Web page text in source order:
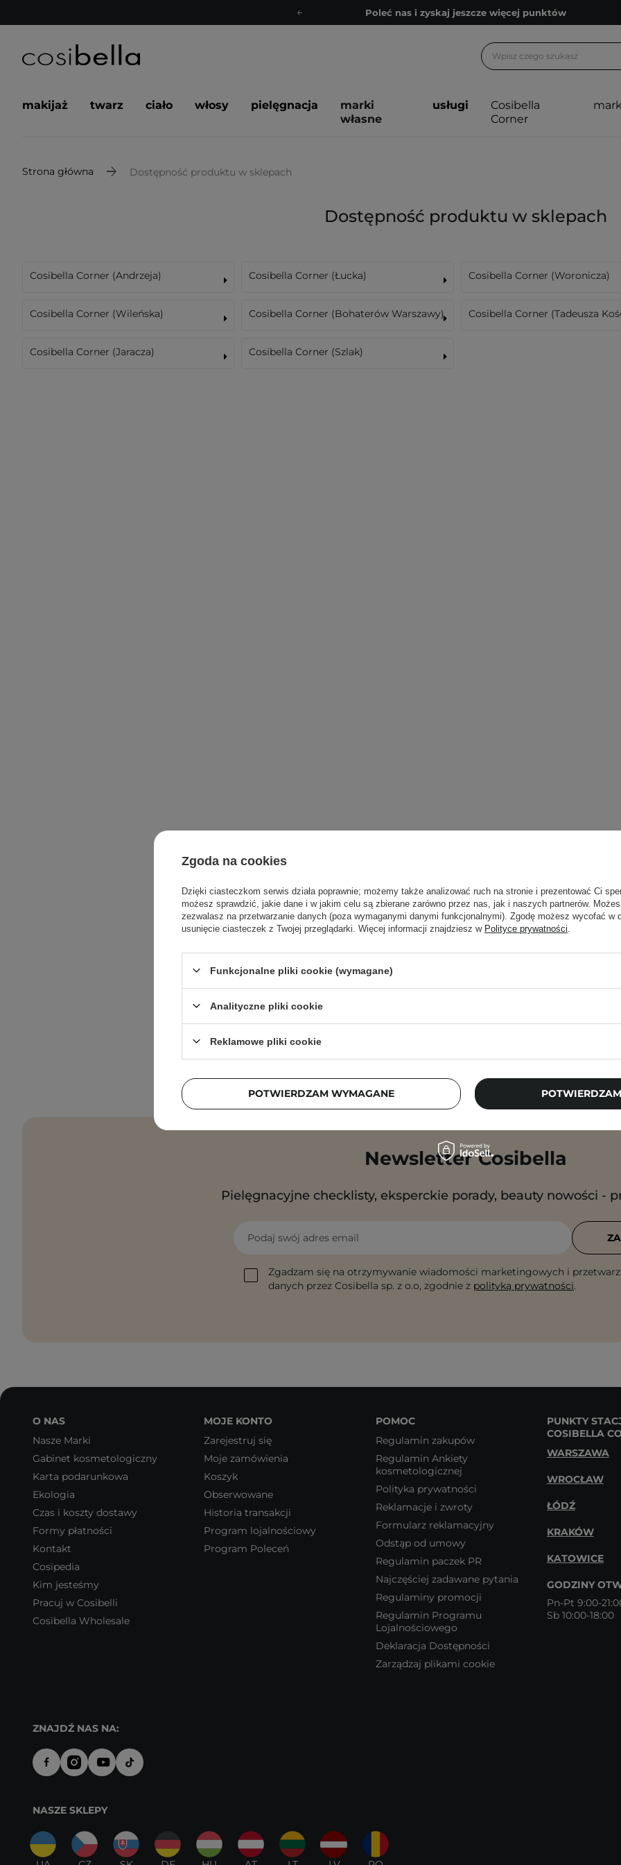
Poleć nas i zyskaj jeszcze więcej punktów
Bezpłatne konsultacje kosmetologiczne
Poleć nas i zyskaj jeszcze więcej punktów
makijaż twarz ciało włosy pielęgnacja
marki
własne
usługi
Cosibella
Corner
Strona główna Dostępność produktu w sklepach
Dostępność produktu w sklepach
Cosibella Corner (Andrzeja) Cosibella Corner (Łucka) Cosibella Corner (Woronicza)
Cosibella Corner (Wileńska) Cosibella Corner (Bohaterów Warszawy) Cosibella Corner (Tadeusza
Cosibella Corner (Jaracza) Cosibella Corner (Szlak)
Newsletter Cosibella
Pielęgnacyjne checklisty, eksperckie porady, beauty nowości -
Podaj swój adres email
Zgadzam się na otrzymywanie wiadomości marketingowych i
danych przez Cosibella sp. z o.o, zgodnie z polityką prywatności.
O NAS
Nasze Marki
Gabinet kosmetologiczny
Karta podarunkowa
Ekologia
Czas i koszty dostawy
Formy płatności
Kontakt
Cosipedia
Kim jesteśmy
Pracuj w Cosibelli
Cosibella Wholesale
MOJE KONTO
Zarejestruj się
Moje zamówienia
Koszyk
Obserwowane
Historia transakcji
Program lojalnościowy
Program Poleceń
POMOC
Regulamin zakupów
Regulamin Ankiety
kosmetologicznej
Polityka prywatności
Reklamacje i zwroty
Formularz reklamacyjny
Odstąp od umowy
Regulamin paczek PR
Najczęściej zadawane pytania
Regulaminy promocji
Regulamin Programu
Lojalnościowego
Deklaracja Dostępności
Zarządzaj plikami cookie
PUNKTY
COSIBELLA
WARSZAWA
WROCŁAW
ŁÓDŹ
KRAKÓW
KATOWICE
GODZINY
Pn-Pt 9:00-
Sb 10:00-18:00
ZNAJDŹ NAS NA:
NASZE SKLEPY
Zgoda na cookies
Dzięki ciasteczkom serwis działa poprawnie; możemy także analizować ruch na stronie i prezentować Ci
możesz sprawdzić, jakie dane i w jakim celu są zbierane zarówno przez nas, jak i naszych partnerów.
zezwalasz na przetwarzanie danych (poza wymaganymi danymi funkcjonalnymi). Zgodę możesz wycofać w
usunięcie ciasteczek z Twojej przeglądarki. Więcej informacji znajdziesz w Polityce prywatności
Funkcjonalne pliki cookie (wymagane)
Analityczne pliki cookie
Reklamowe pliki cookie
POTWIERDZAM WYMAGANE